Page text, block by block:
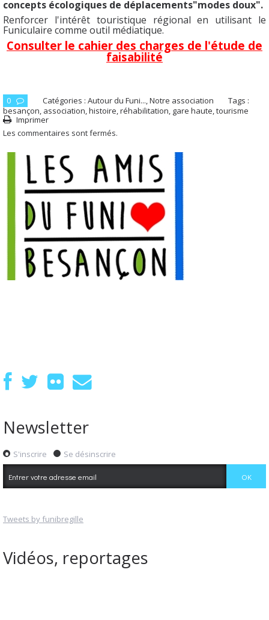
concepts écologiques de déplacements"modes doux".
Renforcer l'intérêt touristique régional en utilisant le
Funiculaire comme outil médiatique.
Consulter le cahier des charges de l'étude de
faisabilité
0 Catégories : Autour du Funi...,Notre association
Tags :
besançon, association,histoire,réhabilitation, gare haute,tourisme
Imprimer
Les commentaires sont fermés.
Newsletter
S'inscrire Se désinscrire
Tweets by funibregille
Vidéos, reportages